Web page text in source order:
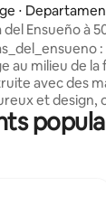
sur la base de
⋅
del Ensueño à
forêt
au milieu de
avec des
et design,
vitrage, poêle
froid,